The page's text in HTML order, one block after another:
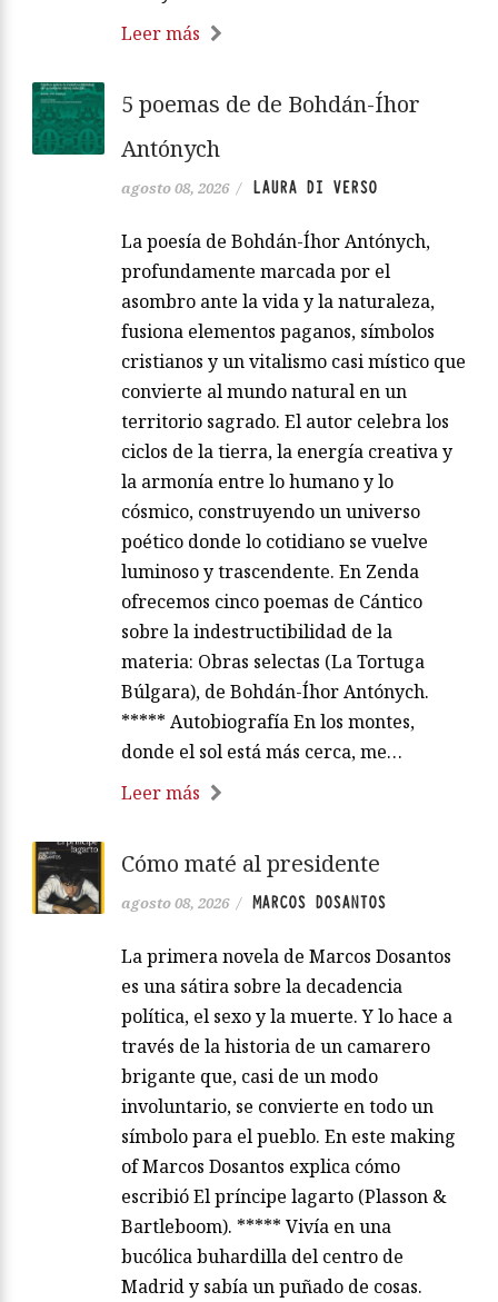
Leer más
5 poemas de de Bohdán-Íhor
Antónych
agosto 08, 2026 / LAURA DI VERSO
La poesía de Bohdán-Íhor Antónych,
profundamente marcada por el
asombro ante la vida y la naturaleza,
fusiona elementos paganos, símbolos
cristianos y un vitalismo casi místico que
convierte al mundo natural en un
territorio sagrado. El autor celebra los
ciclos de la tierra, la energía creativa y
la armonía entre lo humano y lo
cósmico, construyendo un universo
poético donde lo cotidiano se vuelve
luminoso y trascendente. En Zenda
ofrecemos cinco poemas de Cántico
sobre la indestructibilidad de la
materia: Obras selectas (La Tortuga
Búlgara), de Bohdán-Íhor Antónych.
***** Autobiografía En los montes,
donde el sol está más cerca, me…
Leer más
Cómo maté al presidente
agosto 08, 2026 / MARCOS DOSANTOS
La primera novela de Marcos Dosantos
es una sátira sobre la decadencia
política, el sexo y la muerte. Y lo hace a
través de la historia de un camarero
brigante que, casi de un modo
involuntario, se convierte en todo un
símbolo para el pueblo. En este making
of Marcos Dosantos explica cómo
escribió El príncipe lagarto (Plasson &
Bartleboom). ***** Vivía en una
bucólica buhardilla del centro de
Madrid y sabía un puñado de cosas.